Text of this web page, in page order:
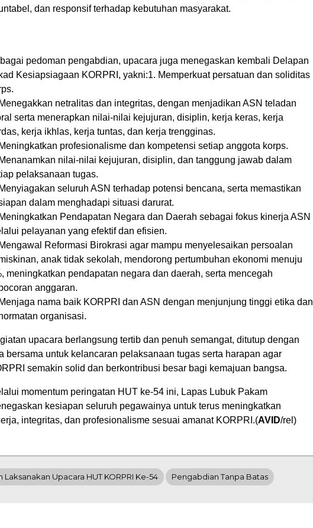
dan responsif terhadap kebutuhan masyarakat.
pedoman pengabdian, upacara juga menegaskan kembali Delapan
Kesiapsiagaan KORPRI, yakni:1. Memperkuat persatuan dan soliditas
netralitas dan integritas, dengan menjadikan ASN teladan
serta menerapkan nilai-nilai kejujuran, disiplin, kerja keras, kerja
kerja ikhlas, kerja tuntas, dan kerja trengginas.
profesionalisme dan kompetensi setiap anggota korps.
nilai-nilai kejujuran, disiplin, dan tanggung jawab dalam
pelaksanaan tugas.
seluruh ASN terhadap potensi bencana, serta memastikan
dalam menghadapi situasi darurat.
Pendapatan Negara dan Daerah sebagai fokus kinerja ASN
pelayanan yang efektif dan efisien.
Reformasi Birokrasi agar mampu menyelesaikan persoalan
anak tidak sekolah, mendorong pertumbuhan ekonomi menuju
meningkatkan pendapatan negara dan daerah, serta mencegah
anggaran.
nama baik KORPRI dan ASN dengan menjunjung tinggi etika dan
organisasi.
upacara berlangsung tertib dan penuh semangat, ditutup dengan
bersama untuk kelancaran pelaksanaan tugas serta harapan agar
semakin solid dan berkontribusi besar bagi kemajuan bangsa.
momentum peringatan HUT ke-54 ini, Lapas Lubuk Pakam
kesiapan seluruh pegawainya untuk terus meningkatkan
integritas, dan profesionalisme sesuai amanat KORPRI.(AVID/rel)
Laksanakan Upacara HUT KORPRI Ke-54 Pengabdian Tanpa Batas